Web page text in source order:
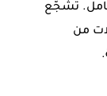
تشجّع
من